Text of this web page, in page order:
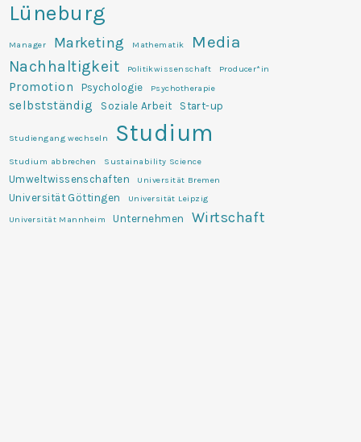
Lüneburg
Manager Marketing Mathematik Media
Nachhaltigkeit Politikwissenschaft Producer*in
Promotion Psychologie Psychotherapie
selbstständig Soziale Arbeit Start-up
Studiengang wechseln Studium
Studium abbrechen Sustainability Science
Umweltwissenschaften Universität Bremen
Universität Göttingen
Universität Leipzig
Universität Mannheim
Unternehmen Wirtschaft